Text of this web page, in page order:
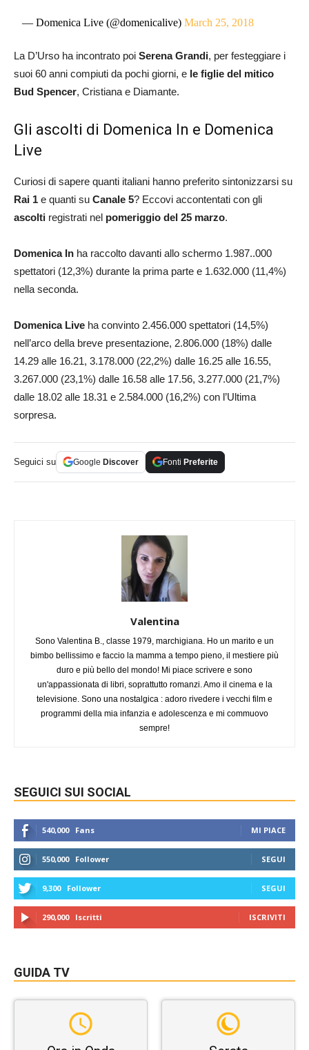
— Domenica Live (@domenicalive)March 25, 2018
La D’Urso ha incontrato poi Serena Grandi, per festeggiare i
suoi 60 anni compiuti da pochi giorni, e le figlie del mitico
Bud Spencer, Cristiana e Diamante.
Gli ascolti di Domenica In e Domenica
Live
Curiosi di sapere quanti italiani hanno preferito sintonizzarsi su
Rai 1 e quanti su Canale 5? Eccovi accontentati con gli
ascolti registrati nel pomeriggio del 25 marzo.
Domenica In ha raccolto davanti allo schermo 1.987..000
spettatori (12,3%) durante la prima parte e 1.632.000 (11,4%)
nella seconda.
Domenica Live ha convinto 2.456.000 spettatori (14,5%)
nell’arco della breve presentazione, 2.806.000 (18%) dalle
14.29 alle 16.21, 3.178.000 (22,2%) dalle 16.25 alle 16.55,
3.267.000 (23,1%) dalle 16.58 alle 17.56, 3.277.000 (21,7%)
dalle 18.02 alle 18.31 e 2.584.000 (16,2%) con l’Ultima
sorpresa.
Seguici su Google Discover Fonti Preferite
Valentina
Sono Valentina B., classe 1979, marchigiana. Ho un marito e un
bimbo bellissimo e faccio la mamma a tempo pieno, il mestiere più
duro e più bello del mondo! Mi piace scrivere e sono
un'appassionata di libri, soprattutto romanzi. Amo il cinema e la
televisione. Sono una nostalgica : adoro rivedere i vecchi film e
programmi della mia infanzia e adolescenza e mi commuovo
sempre!
SEGUICI SUI SOCIAL
540,000 Fans MI PIACE
550,000 Follower SEGUI
9,300 Follower SEGUI
290,000 Iscritti ISCRIVITI
GUIDA TV